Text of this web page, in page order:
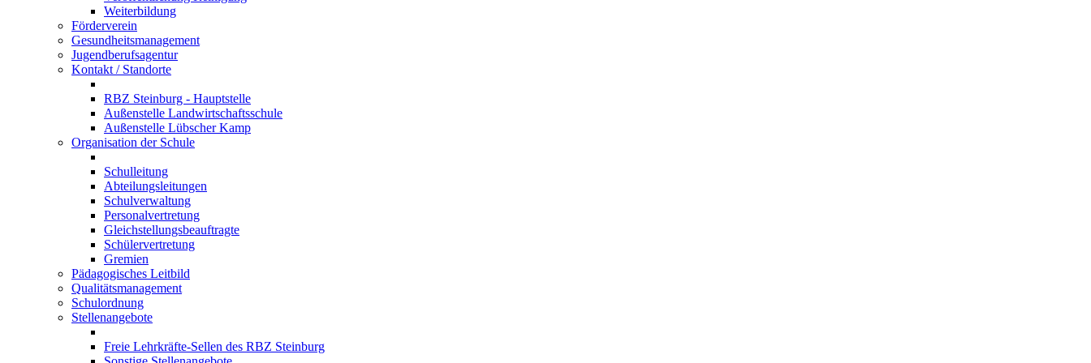
Weiterbildung
Förderverein
Gesundheitsmanagement
Jugendberufsagentur
Kontakt / Standorte
RBZ Steinburg - Hauptstelle
Außenstelle Landwirtschaftsschule
Außenstelle Lübscher Kamp
Organisation der Schule
Schulleitung
Abteilungsleitungen
Schulverwaltung
Personalvertretung
Gleichstellungsbeauftragte
Schülervertretung
Gremien
Pädagogisches Leitbild
Qualitätsmanagement
Schulordnung
Stellenangebote
Freie Lehrkräfte-Sellen des RBZ Steinburg